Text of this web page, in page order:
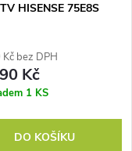
HISENSE 75E8S
bez DPH
Kč
1 KS
DO KOŠÍKU